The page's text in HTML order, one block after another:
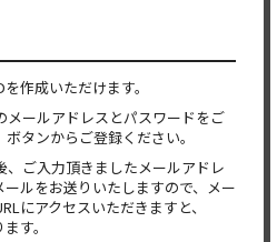
作成いただけます。
ールアドレスとパスワードをご
タンからご登録ください。
、ご入力頂きましたメールアドレ
ルをお送りいたしますので、メー
にアクセスいただきますと、
す。